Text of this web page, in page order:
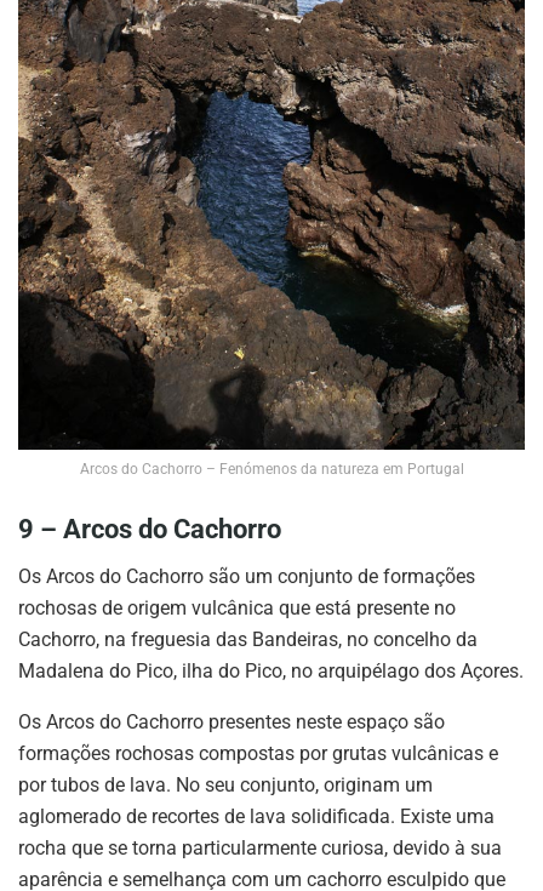
Arcos do Cachorro – Fenómenos da natureza em Portugal
9 – Arcos do Cachorro
Os Arcos do Cachorro são um conjunto de formações
rochosas de origem vulcânica que está presente no
Cachorro, na freguesia das Bandeiras, no concelho da
Madalena do Pico, ilha do Pico, no arquipélago dos Açores.
Os Arcos do Cachorro presentes neste espaço são
formações rochosas compostas por grutas vulcânicas e
por tubos de lava. No seu conjunto, originam um
aglomerado de recortes de lava solidificada. Existe uma
rocha que se torna particularmente curiosa, devido à sua
aparência e semelhança com um cachorro esculpido que